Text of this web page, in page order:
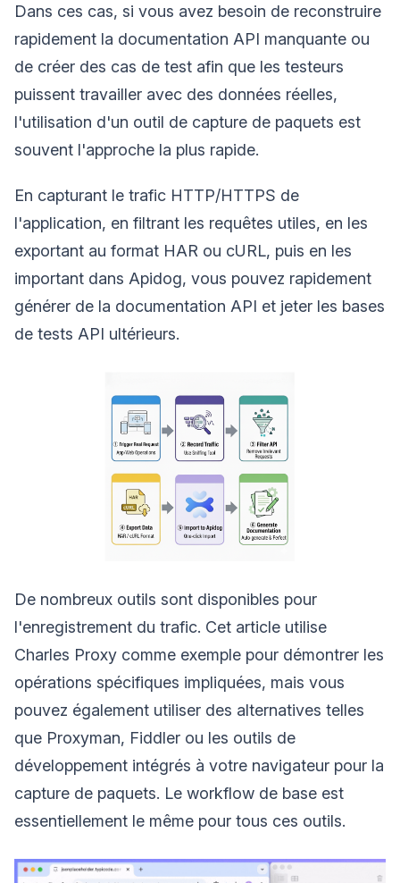
Dans ces cas, si vous avez besoin de reconstruire
rapidement la documentation API manquante ou
de créer des cas de test afin que les testeurs
puissent travailler avec des données réelles,
l'utilisation d'un outil de capture de paquets est
souvent l'approche la plus rapide.
En capturant le trafic HTTP/HTTPS de
l'application, en filtrant les requêtes utiles, en les
exportant au format HAR ou cURL, puis en les
important dans Apidog, vous pouvez rapidement
générer de la documentation API et jeter les bases
de tests API ultérieurs.
De nombreux outils sont disponibles pour
l'enregistrement du trafic. Cet article utilise
Charles Proxy comme exemple pour démontrer les
opérations spécifiques impliquées, mais vous
pouvez également utiliser des alternatives telles
que Proxyman, Fiddler ou les outils de
développement intégrés à votre navigateur pour la
capture de paquets. Le workflow de base est
essentiellement le même pour tous ces outils.